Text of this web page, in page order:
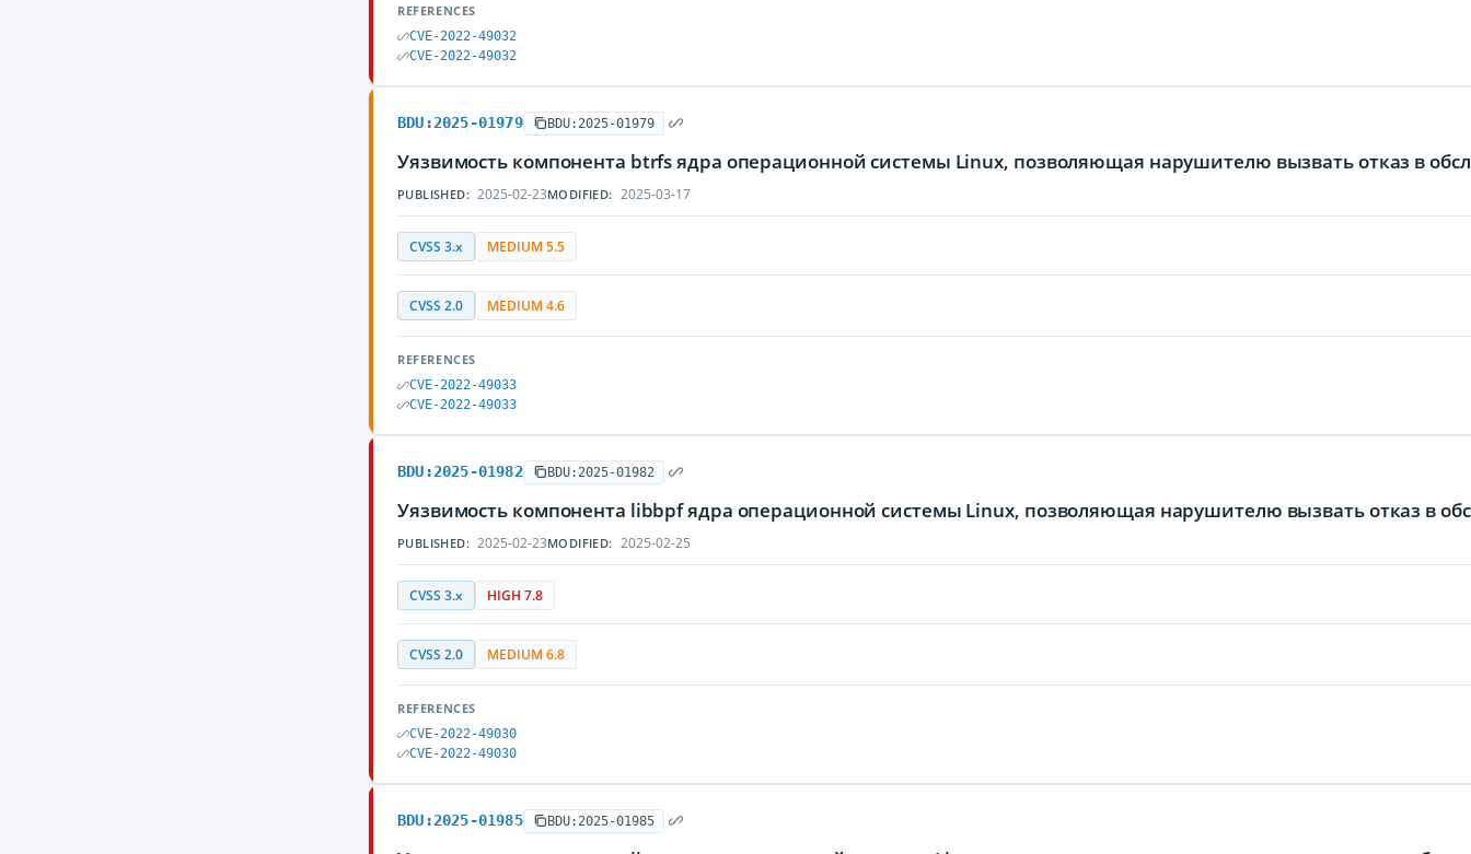
REFERENCES
CVE-2022-49032
CVE-2022-49032
BDU:2025-01979 BDU:2025-01979
Уязвимость компонента btrfs ядра операционной системы Linux, позволяющая нарушителю вызвать отказ в
PUBLISHED: 2025-02-23MODIFIED: 2025-03-17
CVSS 3.x MEDIUM 5.5
CVSS 2.0 MEDIUM 4.6
REFERENCES
CVE-2022-49033
CVE-2022-49033
BDU:2025-01982 BDU:2025-01982
Уязвимость компонента libbpf ядра операционной системы Linux, позволяющая нарушителю вызвать отказ в
PUBLISHED: 2025-02-23MODIFIED: 2025-02-25
CVSS 3.x HIGH 7.8
CVSS 2.0 MEDIUM 6.8
REFERENCES
CVE-2022-49030
CVE-2022-49030
BDU:2025-01985 BDU:2025-01985